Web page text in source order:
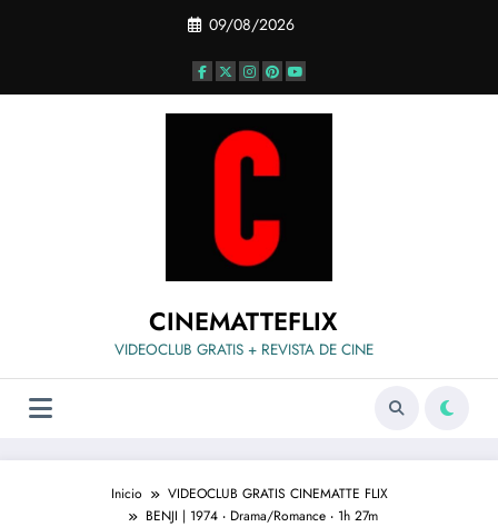
09/08/2026
CINEMATTEFLIX
VIDEOCLUB GRATIS + REVISTA DE CINE
Inicio
VIDEOCLUB GRATIS CINEMATTE FLIX
BENJI | 1974 ‧ Drama/Romance ‧ 1h 27m